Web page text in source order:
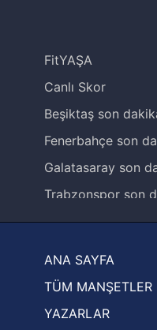
FitYAŞA
Canlı Skor
Beşiktaş son
Fenerbahçe son
Galatasaray son
Trabzonspor son
Ziraat Türkiye
UEFA
UEFA Avrupa Ligi
ANA SAYFA
TÜM MANŞETLER
YAZARLAR